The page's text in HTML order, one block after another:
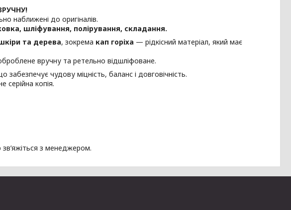
наближені до оригіналів.
шліфування, полірування, складання.
шкіри та дерева, зокрема кап горіха — рідкісний матеріал, який має
вручну та ретельно відшліфоване.
забезпечує чудову міцність, баланс і довговічність.
серійна копія.
з менеджером.